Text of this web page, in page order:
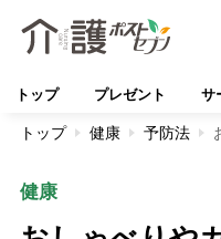
トップ プレゼント サ
トップ 健康 予防法
健康